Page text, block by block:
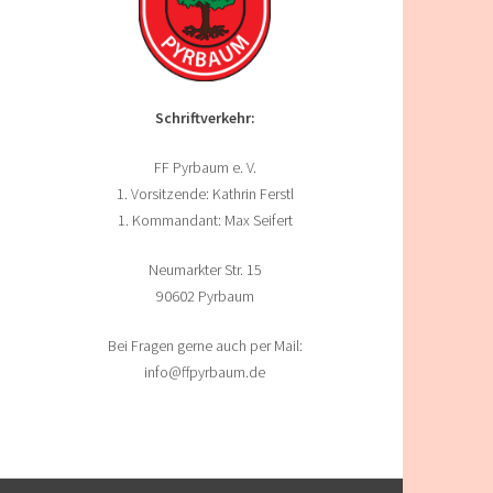
Schriftverkehr:
FF Pyrbaum e. V.
1. Vorsitzende: Kathrin Ferstl
1. Kommandant: Max Seifert
Neumarkter Str. 15
90602 Pyrbaum
Bei Fragen gerne auch per Mail:
info@ffpyrbaum.de